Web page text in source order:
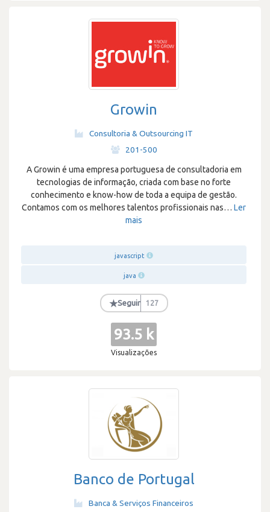
Growin
Consultoria & Outsourcing IT
201-500
A Growin é uma empresa portuguesa de consultadoria em
tecnologias de informação, criada com base no forte
conhecimento e know-how de toda a equipa de gestão.
Contamos com os melhores talentos profissionais nas… Ler
mais
javascript
java
★Seguir 127
93.5 k
Visualizações
Banco de Portugal
Banca & Serviços Financeiros